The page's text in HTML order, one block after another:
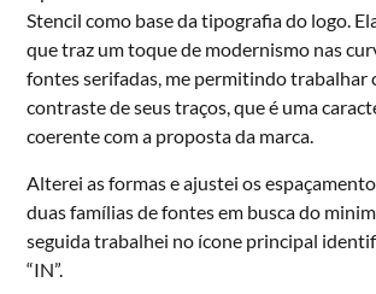
Stencil como base da tipografia do logo.
que traz um toque de modernismo nas
fontes serifadas, me permitindo trabalhar
contraste de seus traços, que é uma
coerente com a proposta da marca.
Alterei as formas e ajustei os
duas famílias de fontes em busca do
seguida trabalhei no ícone principal
“IN”.